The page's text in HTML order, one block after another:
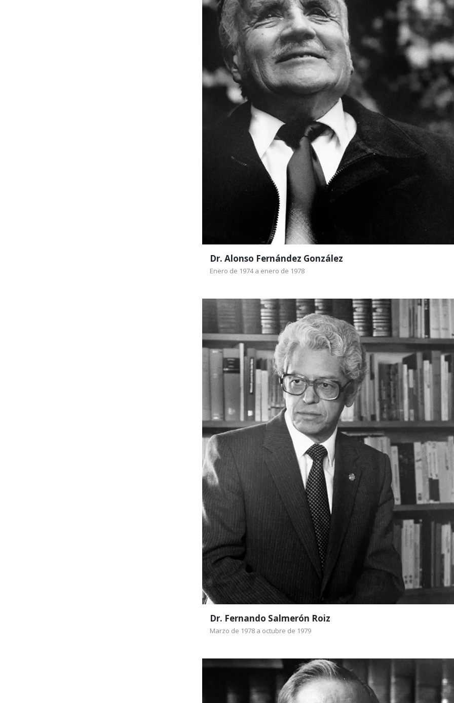
Dr. Alonso Fernández González
Enero de 1974 a enero de 1978
A la edad de 47 años, Alonso Fernández González se convirtió en el
destacado científico que, en el momento de su designación,
Dr. Fernando Salmerón Roiz
Marzo de 1978 a octubre de 1979
Dr. Fernando Salmerón Roiz
Marzo de 1978 a octubre de 1979
En 1978, Fernando Salmerón Roiz se convirtió en el segundo Rector
Dr. Adolfo Rosado García
Febrero de 1980 a enero de 1984